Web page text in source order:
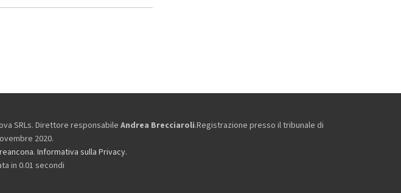
SRLs. Direttore responsabile Andrea Brecciaroli.Registrazione presso il tribunale di
2020.
. Informativa sulla Privacy.
in 0.01 secondi